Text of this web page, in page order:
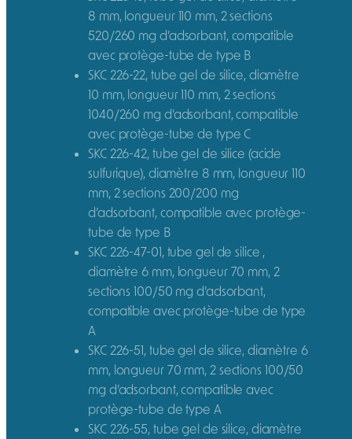
8 mm, longueur 110 mm, 2 sections
520/260 mg d’adsorbant, compatible
avec protège-tube de type B
SKC 226-22, tube gel de silice, diamètre
10 mm, longueur 110 mm, 2 sections
1040/260 mg d’adsorbant, compatible
avec protège-tube de type C
SKC 226-42, tube gel de silice (acide
sulfurique), diamètre 8 mm, longueur 110
mm, 2 sections 200/200 mg
d’adsorbant, compatible avec protège-
tube de type B
SKC 226-47-01, tube gel de silice ,
diamètre 6 mm, longueur 70 mm, 2
sections 100/50 mg d’adsorbant,
compatible avec protège-tube de type
A
SKC 226-51, tube gel de silice, diamètre 6
mm, longueur 70 mm, 2 sections 100/50
mg d’adsorbant, compatible avec
protège-tube de type A
SKC 226-55, tube gel de silice, diamètre